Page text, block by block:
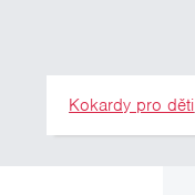
Kokardy pro děti